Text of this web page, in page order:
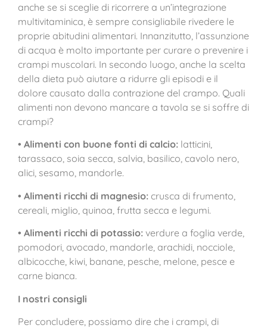
anche se si sceglie di ricorrere a un’integrazione
multivitaminica, è sempre consigliabile rivedere le
proprie abitudini alimentari. Innanzitutto, l’assunzione
di acqua è molto importante per curare o prevenire i
crampi muscolari. In secondo luogo, anche la scelta
della dieta può aiutare a ridurre gli episodi e il
dolore causato dalla contrazione del crampo. Quali
alimenti non devono mancare a tavola se si soffre di
crampi?
• Alimenti con buone fonti di calcio: latticini,
tarassaco, soia secca, salvia, basilico, cavolo nero,
alici, sesamo, mandorle.
• Alimenti ricchi di magnesio: crusca di frumento,
cereali, miglio, quinoa, frutta secca e legumi.
• Alimenti ricchi di potassio: verdure a foglia verde,
pomodori, avocado, mandorle, arachidi, nocciole,
albicocche, kiwi, banane, pesche, melone, pesce e
carne bianca.
I nostri consigli
Per concludere, possiamo dire che i crampi, di